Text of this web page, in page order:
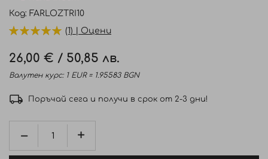
със
Код FARLOZTRI10
(1) | Оцени
26,00 € / 50,85 лв.
Валутен курс: 1 EUR = 1.95583 BGN
Поръчай сега и получи в срок от 2-3 дни!